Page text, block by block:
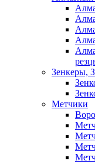
Зенкеры,
Метчики